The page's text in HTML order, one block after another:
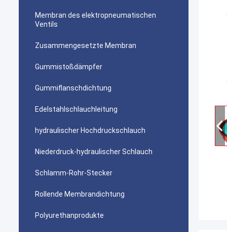
Membran des elektropneumatischen
Ventils
Zusammengesetzte Membran
Gummistoßdämpfer
Gummiflanschdichtung
Edelstahlschlauchleitung
hydraulischer Hochdruckschlauch
Niederdruck-hydraulischer Schlauch
Schlamm-Rohr-Stecker
Rollende Membrandichtung
Polyurethanprodukte